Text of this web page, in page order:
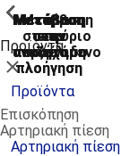
Μετάβαση
στην
αναζήτηση
Μετάβαση
στην
κύρια
πλοήγηση
Μετάβαση
στην
κύρια
πλοήγηση
Μετάβαση
στο κύριο
περιεχόμενο
Μετάβαση
στο
υποσέλιδο
Προϊόντα
ShowPrevious
Κλείσιμο
Προϊόντα
Επισκόπηση
Αρτηριακή πίεση
ShowPrevious
Αρτηριακή πίεση
ShowPrevious
ShowPrevious
ShowPrevious
ShowPrevious
ShowPrevious